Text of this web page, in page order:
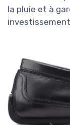
la pluie et à